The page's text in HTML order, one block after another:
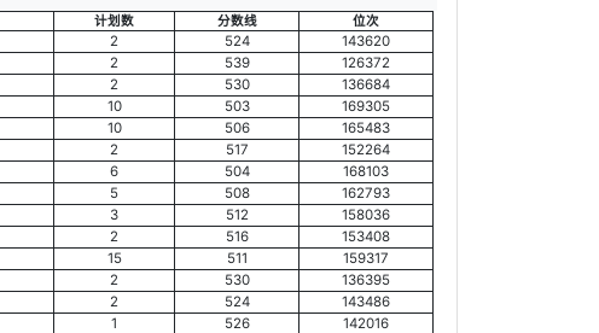
计划数 分数线 位次
2 524
143620
2 539
126372
2 530
136684
10 503
169305
10 506
165483
2 517
152264
6 504
168103
5 508
162793
3 512
158036
2 516
153408
15 511
159317
2 530
136395
2 524
143486
1 526
142016